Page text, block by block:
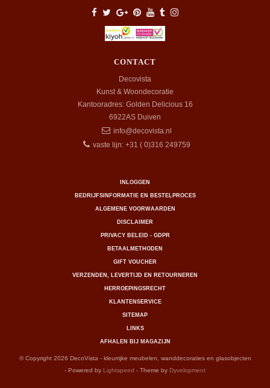
CONTACT
Decovista
Kunst & Woondecoratie
Kantooradres: Golden Delicious 16
6922AS Duiven
info@decovista.nl
vaste lijn: +31 ( 0)316 249759
INLOGGEN
BEDRIJFSINFORMATIE EN BESTELPROCES
ALGEMENE VOORWAARDEN
DISCLAIMER
PRIVACY BELEID - GDPR
BETAALMETHODEN
GIFT VOUCHER
VERZENDEN, LEVERTIJD EN RETOURNEREN
HERROEPINGSRECHT
KLANTENSERVICE
SITEMAP
LINKS
AFHALEN BIJ MAGAZIJN
© Copyright 2026 DecoVista - kleurrijke meubelen, wanddecoraties en glasobjecten
- Powered by Lightspeed - Theme by Dyvelopment